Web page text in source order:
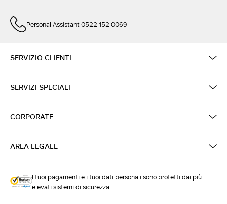
Personal Assistant 0522 152 0069
SERVIZIO CLIENTI
SERVIZI SPECIALI
CORPORATE
AREA LEGALE
I tuoi pagamenti e i tuoi dati personali sono protetti dai più
elevati sistemi di sicurezza.